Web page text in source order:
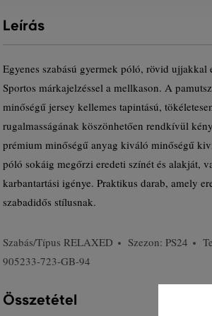
Leírás
Egyenes szabású gyermek póló, rövid ujjakkal
Sportos márkajelzéssel a mellkason. A
minőségű jersey kellemes tapintású,
rugalmasságának köszönhetően rendkívül
prémium minőségű anyag kiváló minőségű
póló sokáig megőrzi eredeti színét és alakját,
karbantartási igénye. Praktikus darab, amely
szabadidős stílusnak.
Szabás/Típus RELAXED Szezon: PS24
905233-723-GB-94
Összetétel